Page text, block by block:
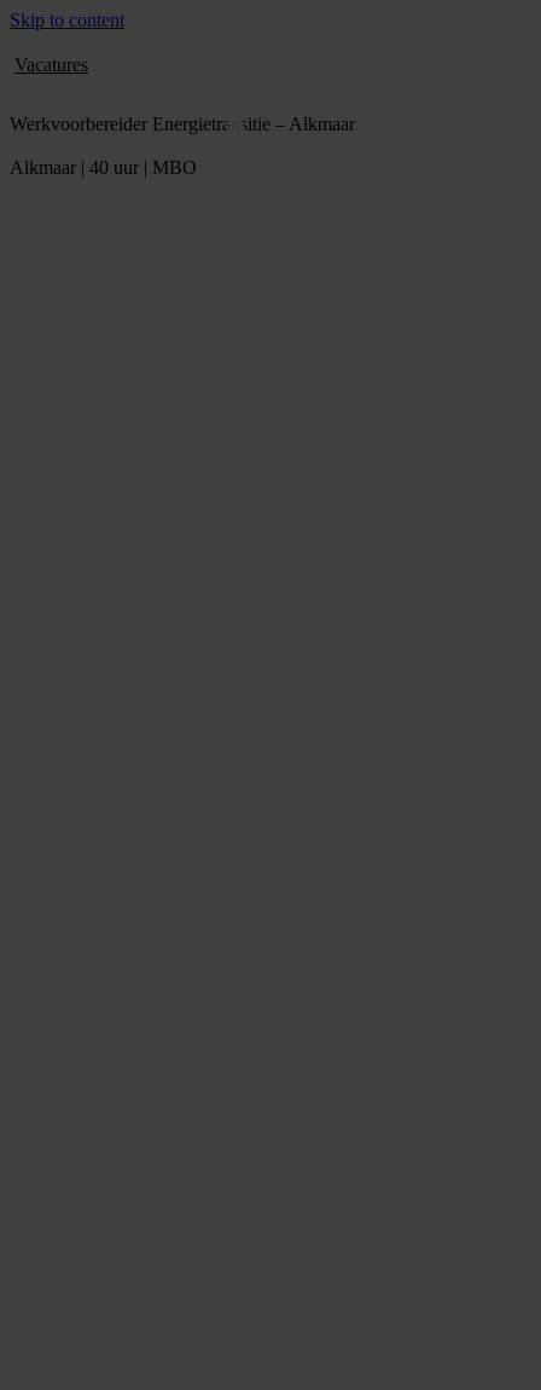
Skip to content
Vacatures
Werkvoorbereider Energietransitie – Alkmaar
Alkmaar | 40 uur | MBO